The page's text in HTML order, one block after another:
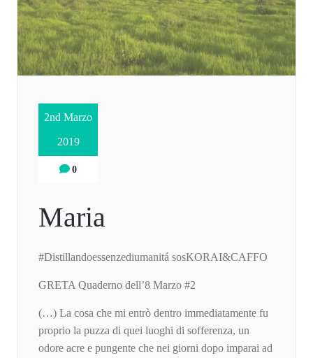
2nd Marzo
2019
0
Maria
#Distillandoessenzediumanitá sosKORAI&CAFFO
GRETA Quaderno dell’8 Marzo #2
(…) La cosa che mi entrò dentro immediatamente fu
proprio la puzza di quei luoghi di sofferenza, un
odore acre e pungente che nei giorni dopo imparai ad